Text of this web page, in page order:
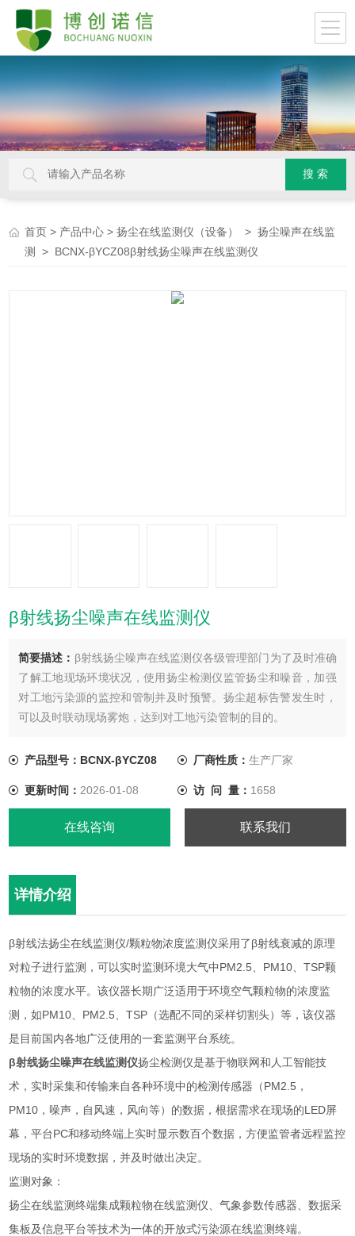
首页 > 产品中心 >扬尘在线监测仪（设备） >扬尘噪声在线监
测
> BCNX-βYCZ08β射线扬尘噪声在线监测仪
β射线扬尘噪声在线监测仪
简要描述： β射线扬尘噪声在线监测仪各级管理部门为了及时准确
了解工地现场环境状况，使用扬尘检测仪监管扬尘和噪音，加强
对工地污染源的监控和管制并及时预警。扬尘超标告警发生时，
可以及时联动现场雾炮，达到对工地污染管制的目的。
产品型号：BCNX-βYCZ08 厂商性质： 生产厂家
更新时间： 2026-01-08 访 问 量： 1658
在线咨询 联系我们
详情介绍
β射线法扬尘在线监测仪/颗粒物浓度监测仪采用了β射线衰减的原理
对粒子进行监测，可以实时监测环境大气中PM2.5、PM10、TSP颗
粒物的浓度水平。该仪器长期广泛适用于环境空气颗粒物的浓度监
测，如PM10、PM2.5、TSP（选配不同的采样切割头）等，该仪器
是目前国内各地广泛使用的一套监测平台系统。
β射线扬尘噪声在线监测仪扬尘检测仪是基于物联网和人工智能技
术，实时采集和传输来自各种环境中的检测传感器（PM2.5，
PM10，噪声，自风速，风向等）的数据，根据需求在现场的LED屏
幕，平台PC和移动终端上实时显示数百个数据，方便监管者远程监控
现场的实时环境数据，并及时做出决定。
监测对象：
扬尘在线监测终端集成颗粒物在线监测仪、气象参数传感器、数据采
集板及信息平台等技术为一体的开放式污染源在线监测终端。